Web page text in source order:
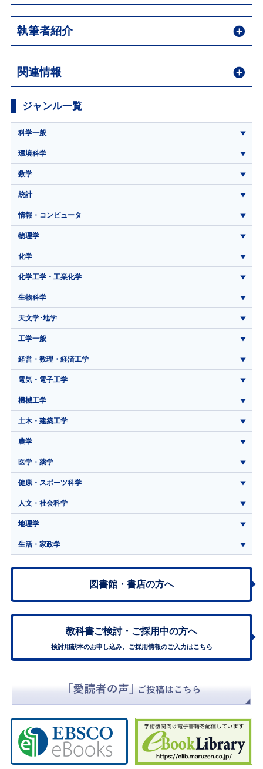
執筆者紹介
関連情報
ジャンル一覧
科学一般
環境科学
数学
統計
情報・コンピュータ
物理学
化学
化学工学・工業化学
生物科学
天文学･地学
工学一般
経営・数理・経済工学
電気・電子工学
機械工学
土木・建築工学
農学
医学・薬学
健康・スポーツ科学
人文・社会科学
地理学
生活・家政学
図書館・書店の方へ
教科書ご検討・ ご採用中の方へ
検討用献本のお申し込み、ご採用情報のご入力はこちら